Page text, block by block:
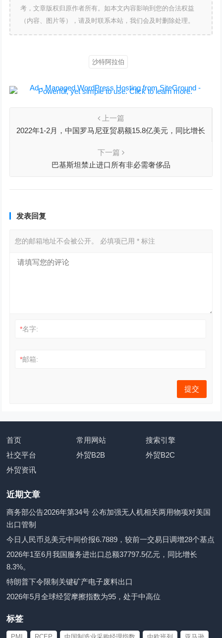
考，文章版权归原作者所有。如本文内容影响到您的合法权益
（内容、图片等），请及时联系本站，我们会及时删除处理。
沙特阿拉伯
上一篇
2022年1-2月，中国罗马尼亚贸易额15.8亿美元，同比增长
下一篇
巴基斯坦禁止进口所有非必需奢侈品
发表回复
您的邮箱地址不会被公开。 必填项已用* 标注
*名字:
*邮箱:
首页 常用网站
搜索引擎
社交平台
外贸B2B
外贸B2C
外贸资讯
近期文章
商务部公告2026年第34号 公布加强无人机相关两用物项对美国
出口管制
今日人民币兑美元中间价报6.7889，较前一交易日调增28个基点
2026年1至6月我国服务进出口总额37797.5亿元，同比增长
8.3%。
特朗普下令限制关键矿产电子废料出口
2026年5月全球经贸摩擦指数为95，处于中高位
标签